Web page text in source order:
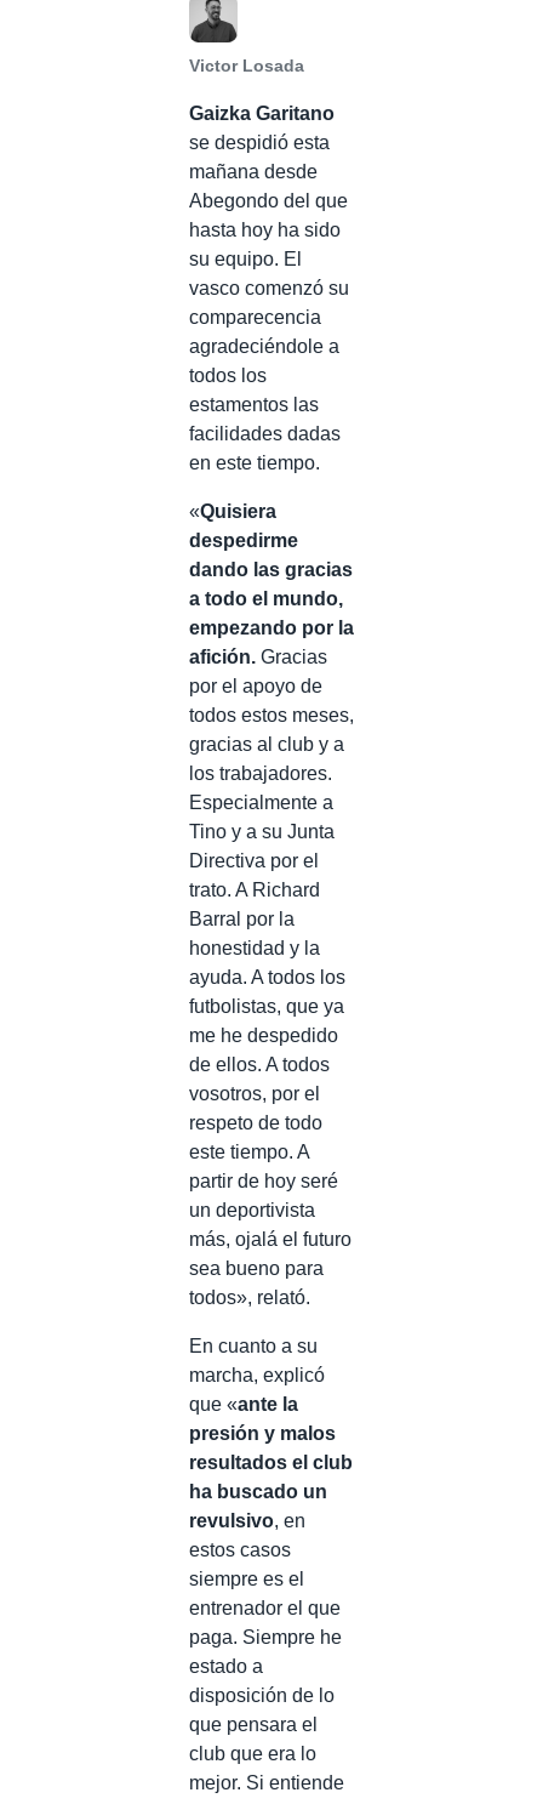
Victor Losada
Gaizka Garitano
se despidió esta
mañana desde
Abegondo del que
hasta hoy ha sido
su equipo. El
vasco comenzó su
comparecencia
agradeciéndole a
todos los
estamentos las
facilidades dadas
en este tiempo.
«Quisiera
despedirme
dando las gracias
a todo el mundo,
empezando por la
afición. Gracias
por el apoyo de
todos estos meses,
gracias al club y a
los trabajadores.
Especialmente a
Tino y a su Junta
Directiva por el
trato. A Richard
Barral por la
honestidad y la
ayuda. A todos los
futbolistas, que ya
me he despedido
de ellos. A todos
vosotros, por el
respeto de todo
este tiempo. A
partir de hoy seré
un deportivista
más, ojalá el futuro
sea bueno para
todos», relató.
En cuanto a su
marcha, explicó
que «ante la
presión y malos
resultados el club
ha buscado un
revulsivo, en
estos casos
siempre es el
entrenador el que
paga. Siempre he
estado a
disposición de lo
que pensara el
club que era lo
mejor. Si entiende